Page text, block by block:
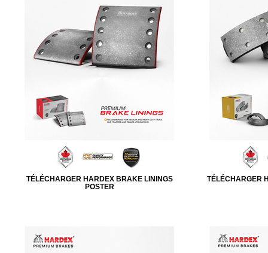
TÉLÉCHARGER HARDEX BRAKE LININGS
POSTER
TÉLÉCHARGER